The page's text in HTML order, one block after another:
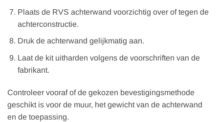
Plaats de RVS achterwand voorzichtig over of tegen de
achterconstructie.
Druk de achterwand gelijkmatig aan.
Laat de kit uitharden volgens de voorschriften van de
fabrikant.
Controleer vooraf of de gekozen bevestigingsmethode
geschikt is voor de muur, het gewicht van de achterwand
en de toepassing.